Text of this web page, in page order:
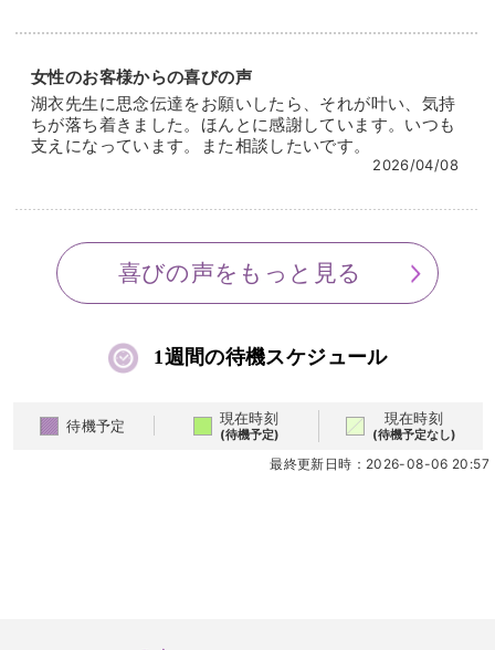
女性のお客様からの喜びの声
湖衣先生に思念伝達をお願いしたら、それが叶い、気持
ちが落ち着きました。ほんとに感謝しています。いつも
支えになっています。また相談したいです。
2026/04/08
喜びの声をもっと見る
1週間の待機スケジュール
待機予定 現在時刻
(待機予定)
現在時刻
(待機予定なし)
最終更新日時：2026-08-06 20:57